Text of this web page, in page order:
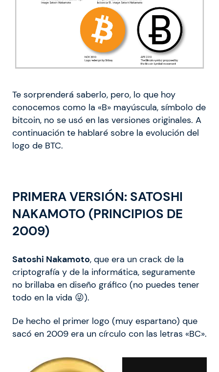
Te sorprenderá saberlo, pero, lo que hoy
conocemos como la «B» mayúscula, símbolo de
bitcoin, no se usó en las versiones originales. A
continuación te hablaré sobre la evolución del
logo de BTC.
PRIMERA VERSIÓN: SATOSHI
NAKAMOTO (PRINCIPIOS DE
2009)
Satoshi Nakamoto, que era un crack de la
criptografía y de la informática, seguramente
no brillaba en diseño gráfico (no puedes tener
todo en la vida 😜).
De hecho el primer logo (muy espartano) que
sacó en 2009 era un círculo con las letras «BC».